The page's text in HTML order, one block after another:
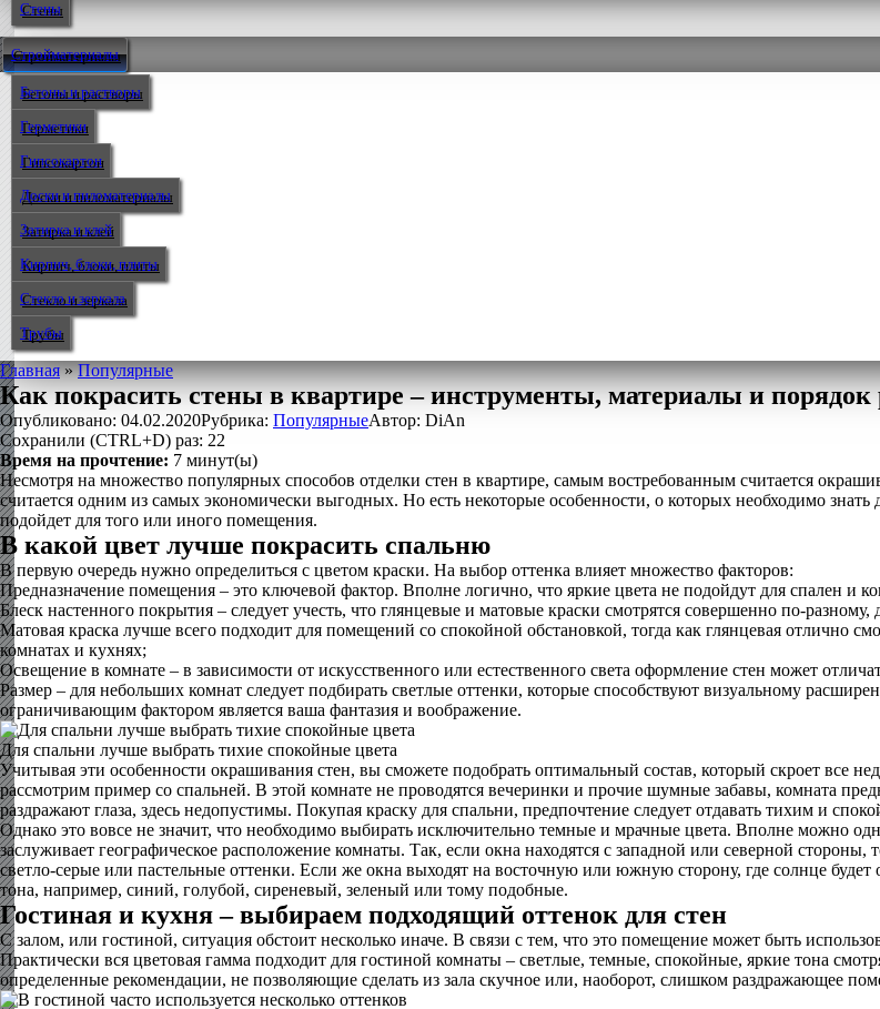
Стены
Стройматериалы
Бетоны и растворы
Герметики
Гипсокартон
Доски и пиломатериалы
Затирка и клей
Кирпич, блоки, плиты
Стекло и зеркала
Трубы
Главная » Популярные
Как покрасить стены в квартире – инструменты, материалы и порядок
Опубликовано: 04.02.2020Рубрика: ПопулярныеАвтор: DiAn
Сохранили (CTRL+D) раз: 22
Время на прочтение: 7 минут(ы)
Несмотря на множество популярных способов отделки стен в квартире, самым востребованным считается
считается одним из самых экономически выгодных. Но есть некоторые особенности, о которых необходимо
подойдет для того или иного помещения.
В какой цвет лучше покрасить спальню
В первую очередь нужно определиться с цветом краски. На выбор оттенка влияет множество факторов:
Предназначение помещения – это ключевой фактор. Вполне логично, что яркие цвета не подойдут для спален и
Блеск настенного покрытия – следует учесть, что глянцевые и матовые краски смотрятся совершенно по-
Матовая краска лучше всего подходит для помещений со спокойной обстановкой, тогда как глянцевая отлично
комнатах и кухнях;
Освещение в комнате – в зависимости от искусственного или естественного света оформление стен может
Размер – для небольших комнат следует подбирать светлые оттенки, которые способствуют визуальному
ограничивающим фактором является ваша фантазия и воображение.
Для спальни лучше выбрать тихие спокойные цвета
Учитывая эти особенности окрашивания стен, вы сможете подобрать оптимальный состав, который скроет все
рассмотрим пример со спальней. В этой комнате не проводятся вечеринки и прочие шумные забавы, комната
раздражают глаза, здесь недопустимы. Покупая краску для спальни, предпочтение следует отдавать тихим и
Однако это вовсе не значит, что необходимо выбирать исключительно темные и мрачные цвета. Вполне можно
заслуживает географическое расположение комнаты. Так, если окна находятся с западной или северной
светло-серые или пастельные оттенки. Если же окна выходят на восточную или южную сторону, где солнце
тона, например, синий, голубой, сиреневый, зеленый или тому подобные.
Гостиная и кухня – выбираем подходящий оттенок для стен
С залом, или гостиной, ситуация обстоит несколько иначе. В связи с тем, что это помещение может быть
Практически вся цветовая гамма подходит для гостиной комнаты – светлые, темные, спокойные, яркие тона
определенные рекомендации, не позволяющие сделать из зала скучное или, наоборот, слишком раздражающее